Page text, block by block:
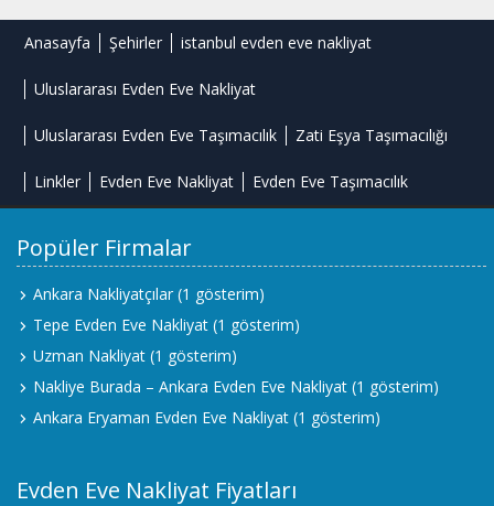
Anasayfa Şehirler istanbul evden eve nakliyat
Uluslararası Evden Eve Nakliyat
Uluslararası Evden Eve Taşımacılık Zati Eşya Taşımacılığı
Linkler Evden Eve Nakliyat Evden Eve Taşımacılık
Popüler Firmalar
Ankara Nakliyatçılar (1 gösterim)
Tepe Evden Eve Nakliyat (1 gösterim)
Uzman Nakliyat (1 gösterim)
Nakliye Burada – Ankara Evden Eve Nakliyat (1 gösterim)
Ankara Eryaman Evden Eve Nakliyat (1 gösterim)
Evden Eve Nakliyat Fiyatları